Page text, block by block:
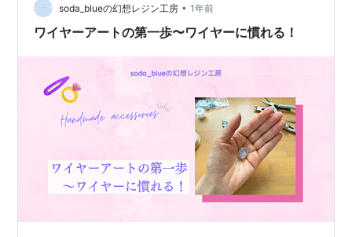
soda_blueの幻想レジン工房 • 1年前
ワイヤーアートの第一歩〜ワイヤーに慣れる！